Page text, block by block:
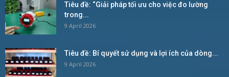
Tiêu đề: “Giải pháp tối ưu cho việc đo lường
trong...
9 April 2026
Tiêu đề: Bí quyết sử dụng và lợi ích của dòng...
9 April 2026